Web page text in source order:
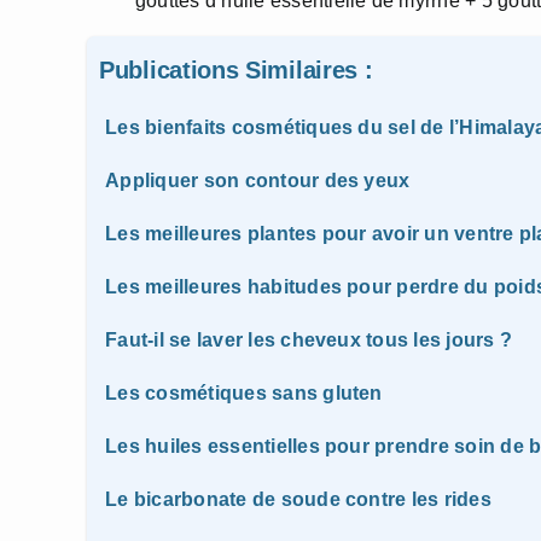
Publications Similaires :
Les bienfaits cosmétiques du sel de
Appliquer son contour des yeux
Les meilleures plantes pour avoir un ventre
Les meilleures habitudes pour perdre du
Faut-il se laver les cheveux tous les jours ?
Les cosmétiques sans gluten
Les huiles essentielles pour prendre soin de
Le bicarbonate de soude contre les rides